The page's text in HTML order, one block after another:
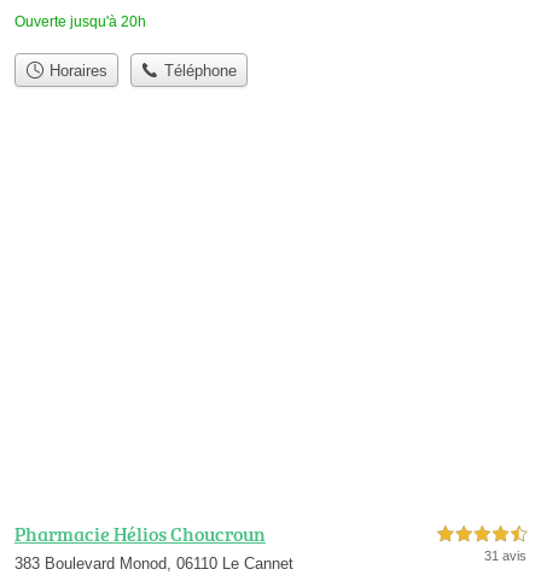
Ouverte jusqu'à 20h
Horaires Téléphone
Pharmacie Hélios Choucroun
383 Boulevard Monod, 06110 Le Cannet
4,5 étoiles sur 5
31 avis